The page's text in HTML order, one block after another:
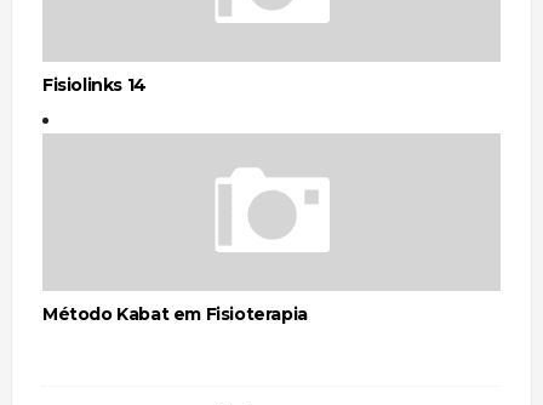
Fisiolinks 14
Método Kabat em Fisioterapia